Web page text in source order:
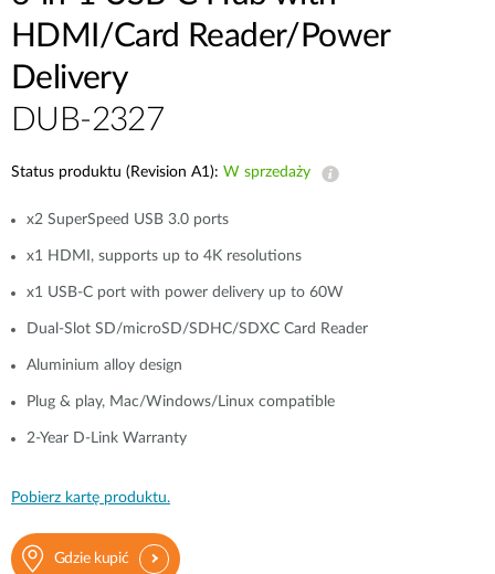
HDMI/Card Reader/Power
Delivery
DUB-2327
Status produktu (Revision A1): W sprzedaży
x2 SuperSpeed USB 3.0 ports
x1 HDMI, supports up to 4K resolutions
x1 USB-C port with power delivery up to 60W
Dual-Slot SD/microSD/SDHC/SDXC Card Reader
Aluminium alloy design
Plug & play, Mac/Windows/Linux compatible
2-Year D-Link Warranty
Pobierz kartę produktu.
Gdzie kupić